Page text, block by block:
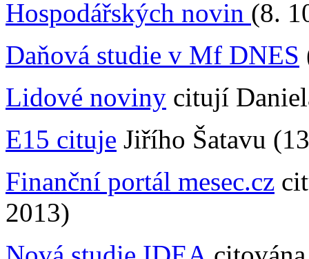
Hospodářských novin (8.
Daňová studie v Mf DNES
Lidové noviny citují
E15 cituje Jiřího Šatavu
Finanční portál mesec.cz
2013)